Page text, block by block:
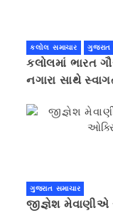
કલોલ સમાચાર ગુજરાત
કલોલમાં ભારત
નગારા સાથે
ગુજરાત સમાચાર
જીજ્ઞેશ મેવાણીએ